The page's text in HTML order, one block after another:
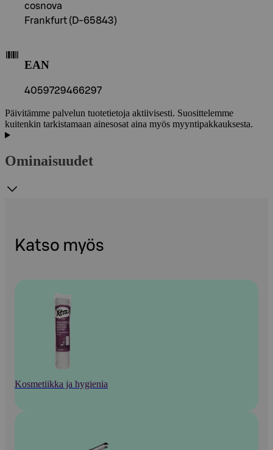
cosnova
Frankfurt (D-65843)
EAN
4059729466297
Päivitämme palvelun tuotetietoja aktiivisesti. Suosittelemme
kuitenkin tarkistamaan ainesosat aina myös myyntipakkauksesta.
Ominaisuudet
Katso myös
Kosmetiikka ja hygienia